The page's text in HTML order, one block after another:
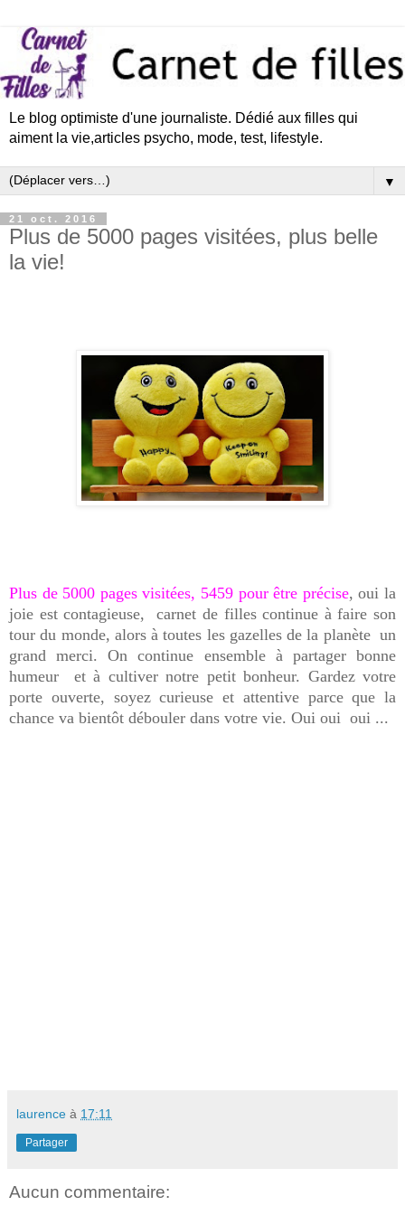
Le blog optimiste d'une journaliste. Dédié aux filles qui
aiment la vie,articles psycho, mode, test, lifestyle.
▼
21 oct. 2016
Plus de 5000 pages visitées, plus belle
la vie!
Plus de 5000 pages visitées, 5459 pour être précise, oui la
joie est contagieuse, carnet de filles continue à faire son
tour du monde, alors à toutes les gazelles de la planète un
grand merci. On continue ensemble à partager bonne
humeur et à cultiver notre petit bonheur. Gardez votre
porte ouverte, soyez curieuse et attentive parce que la
chance va bientôt débouler dans votre vie. Oui oui oui ...
laurence à 17:11
Partager
Aucun commentaire: